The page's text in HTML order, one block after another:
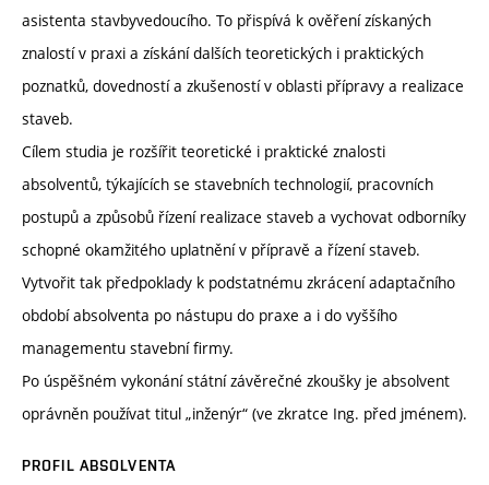
asistenta stavbyvedoucího. To přispívá k ověření získaných
znalostí v praxi a získání dalších teoretických i praktických
poznatků, dovedností a zkušeností v oblasti přípravy a realizace
staveb.
Cílem studia je rozšířit teoretické i praktické znalosti
absolventů, týkajících se stavebních technologií, pracovních
postupů a způsobů řízení realizace staveb a vychovat odborníky
schopné okamžitého uplatnění v přípravě a řízení staveb.
Vytvořit tak předpoklady k podstatnému zkrácení adaptačního
období absolventa po nástupu do praxe a i do vyššího
managementu stavební firmy.
Po úspěšném vykonání státní závěrečné zkoušky je absolvent
oprávněn používat titul „inženýr“ (ve zkratce Ing. před jménem).
PROFIL ABSOLVENTA